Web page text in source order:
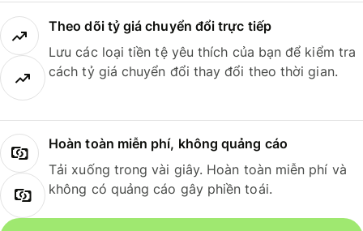
Theo dõi tỷ giá chuyển đổi trực tiếp
Lưu các loại tiền tệ yêu thích của bạn để kiểm tra
cách tỷ giá chuyển đổi thay đổi theo thời gian.
Hoàn toàn miễn phí, không quảng cáo
Tải xuống trong vài giây. Hoàn toàn miễn phí và
không có quảng cáo gây phiền toái.